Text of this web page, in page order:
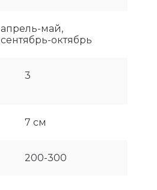
апрель-май,
сентябрь-октябрь
3
7 см
200-300